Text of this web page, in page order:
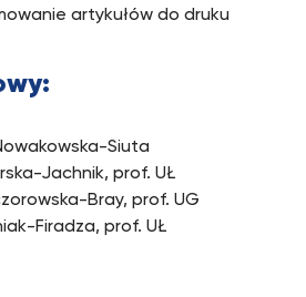
artykułów do druku
Siuta
Jachnik, prof. UŁ
Bray, prof. UG
Firadza, prof. UŁ